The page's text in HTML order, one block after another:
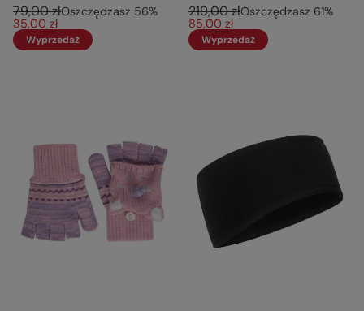
79,00 złOszczędzasz 56%
35,00 zł
Wyprzedaż
219,00 złOszczędzasz 61%
85,00 zł
Wyprzedaż